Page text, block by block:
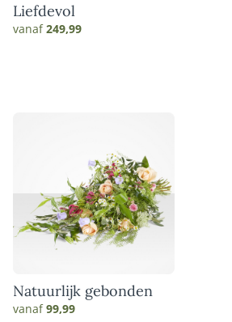
Liefdevol
vanaf249,99
Natuurlijk gebonden
vanaf99,99